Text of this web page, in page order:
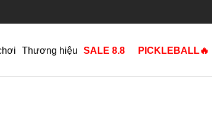
Thương hiệu SALE 8.8 PICKLEBALL🔥